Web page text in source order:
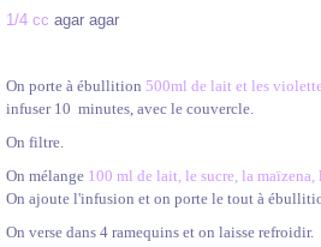
1/4 cc agar agar
On porte à ébullition 500ml de lait et les
infuser 10 minutes, avec le couvercle.
On filtre.
On mélange 100 ml de lait, le sucre, la maïzena,
On ajoute l'infusion et on porte le tout à
On verse dans 4 ramequins et on laisse refroidir.